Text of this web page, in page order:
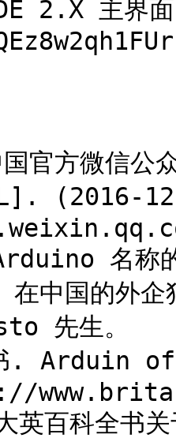
2.X 主界
方微信公
(2016-
名称的
中国的外企
先生。
书. Arduin
科全书关